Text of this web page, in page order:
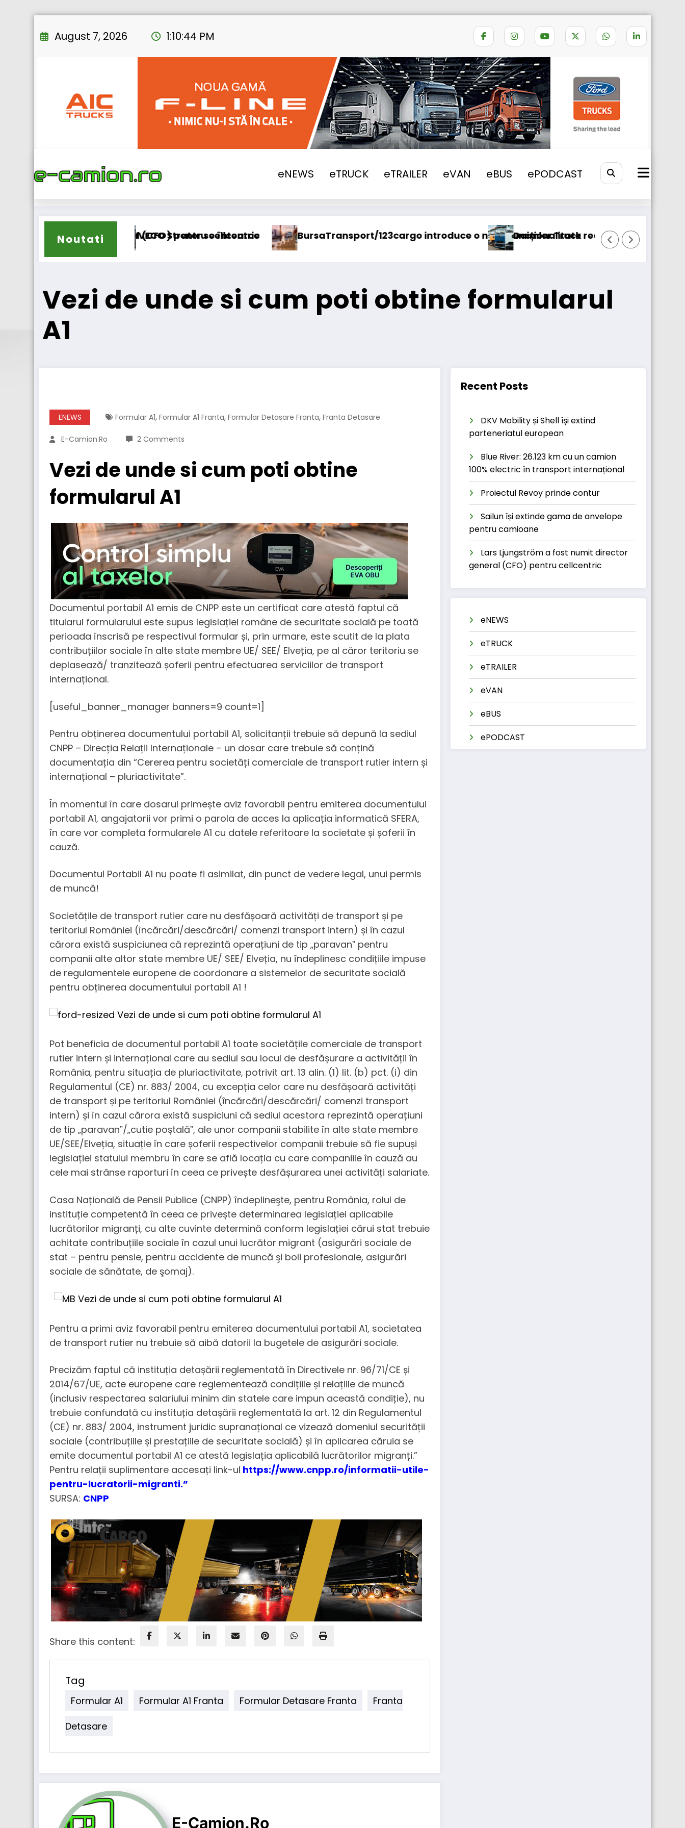
to
August 7, 2026 1:10:46 PM
eNEWS eTRUCK eTRAILER eVAN eBUS ePODCAST
Vezi de unde si cum poti obtine formularul A1
Noutati
pentru cellcentric
Strator se întoarce BursaTransport/123cargo introduce o nouă funcționalitateDaimler Truck recheamă în service peste 131.000 de camioane
DKV Mobility
Vezi de unde si cum poti obtine formularul
A1
ENEWS Formular A1, Formular A1 Franta, Formular Detasare Franta, Franta Detasare
E-Camion.ro 2 Comments
Vezi de unde si cum poti obtine
formularul A1
Documentul portabil A1 emis de CNPP este un certificat care atestă faptul că
titularul formularului este supus legislației române de securitate socială pe toată
perioada înscrisă pe respectivul formular și, prin urmare, este scutit de la plata
contribuțiilor sociale în alte state membre UE/ SEE/ Elveția, pe al căror teritoriu se
deplasează/ tranzitează șoferii pentru efectuarea serviciilor de transport
internațional.
[useful_banner_manager banners=9 count=1]
Pentru obținerea documentului portabil A1, solicitanții trebuie să depună la sediul
CNPP – Direcția Relații Internaționale – un dosar care trebuie să conțină
documentația din “Cererea pentru societăți comerciale de transport rutier intern și
internațional – pluriactivitate”.
În momentul în care dosarul primește aviz favorabil pentru emiterea documentului
portabil A1, angajatorii vor primi o parola de acces la aplicația informatică SFERA,
în care vor completa formularele A1 cu datele referitoare la societate și șoferii în
cauză.
Documentul Portabil A1 nu poate fi asimilat, din punct de vedere legal, unui permis
de muncă!
Societățile de transport rutier care nu desfășoară activități de transport și pe
teritoriul României (încărcări/descărcări/ comenzi transport intern) și în cazul
cărora există suspiciunea că reprezintă operațiuni de tip „paravanˮ pentru
companii alte altor state membre UE/ SEE/ Elveția, nu îndeplinesc condițiile impuse
de regulamentele europene de coordonare a sistemelor de securitate socială
pentru obținerea documentului portabil A1 !
Pot beneficia de documentul portabil A1 toate societățile comerciale de transport
rutier intern și internațional care au sediul sau locul de desfășurare a activității în
România, pentru situația de pluriactivitate, potrivit art. 13 alin. (1) lit. (b) pct. (i) din
Regulamentul (CE) nr. 883/ 2004, cu excepția celor care nu desfășoară activități
de transport și pe teritoriul României (încărcări/descărcări/ comenzi transport
intern) și în cazul cărora există suspiciuni că sediul acestora reprezintă operațiuni
de tip „paravanˮ/„cutie poștalăˮ, ale unor companii stabilite în alte state membre
UE/SEE/Elveția, situație în care șoferii respectivelor companii trebuie să fie supuși
legislației statului membru în care se află locația cu care companiile în cauză au
cele mai strânse raporturi în ceea ce privește desfășurarea unei activități salariate.
Casa Națională de Pensii Publice (CNPP) îndeplineşte, pentru România, rolul de
instituție competentă în ceea ce privește determinarea legislației aplicabile
lucrătorilor migranți, cu alte cuvinte determină conform legislației cărui stat trebuie
achitate contribuțiile sociale în cazul unui lucrător migrant (asigurări sociale de
stat – pentru pensie, pentru accidente de muncă şi boli profesionale, asigurări
sociale de sănătate, de şomaj).
Pentru a primi aviz favorabil pentru emiterea documentului portabil A1, societatea
de transport rutier nu trebuie să aibă datorii la bugetele de asigurări sociale.
Precizăm faptul că instituția detașării reglementată în Directivele nr. 96/71/CE și
2014/67/UE, acte europene care reglementează condițiile și relațiile de muncă
(inclusiv respectarea salariului minim din statele care impun această condiție), nu
trebuie confundată cu instituția detașării reglementată la art. 12 din Regulamentul
(CE) nr. 883/ 2004, instrument juridic supranațional ce vizează domeniul securității
sociale (contribuțiile și prestațiile de securitate socială) și în aplicarea căruia se
emite documentul portabil A1 ce atestă legislația aplicabilă lucrătorilor migranți.”
Pentru relații suplimentare accesați link-ul https://www.cnpp.ro/informatii-utile-
pentru-lucratorii-migranti.”
SURSA: CNPP
Share this content:
Tag
Formular A1 Formular A1 Franta Formular Detasare Franta
Franta
Detasare
E-Camion.ro
Recent Posts
DKV Mobility și Shell își extind
parteneriatul european
Blue River: 26.123 km cu un camion
100% electric în transport internațional
Proiectul Revoy prinde contur
Sailun își extinde gama de anvelope
pentru camioane
Lars Ljungström a fost numit director
general (CFO) pentru cellcentric
eNEWS
eTRUCK
eTRAILER
eVAN
eBUS
ePODCAST